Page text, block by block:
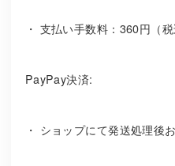
・ 支払い手数料：360円（税
PayPay決済:
・ ショップにて発送処理後